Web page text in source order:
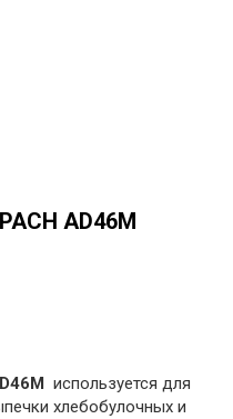
AD46М
используется для
хлебобулочных и